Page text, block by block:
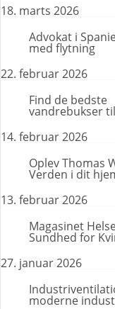
18. marts 2026
Advokat i
med flytning
22. februar 2026
Find de bedste
vandrebukser
14. februar 2026
Oplev Thomas
Verden i dit
13. februar 2026
Magasinet
Sundhed for
27. januar 2026
moderne